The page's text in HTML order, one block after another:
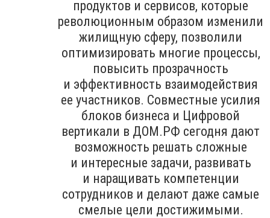
продуктов и сервисов, которые
революционным образом изменили
жилищную сферу, позволили
оптимизировать многие процессы,
повысить прозрачность
и эффективность взаимодействия
ее участников. Совместные усилия
блоков бизнеса и Цифровой
вертикали в ДОМ.РФ сегодня дают
возможность решать сложные
и интересные задачи, развивать
и наращивать компетенции
сотрудников и делают даже самые
смелые цели достижимыми.